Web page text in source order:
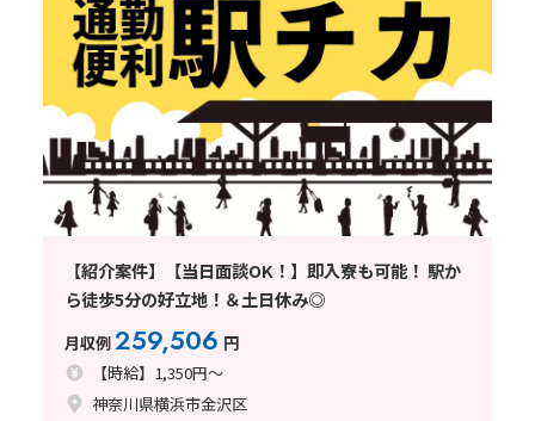
【紹介案件】【当日面談OK！】即入寮も可能！ 駅か
ら徒歩5分の好立地！＆土日休み◎
月収例259,506 円
【時給】1,350円～
神奈川県横浜市金沢区